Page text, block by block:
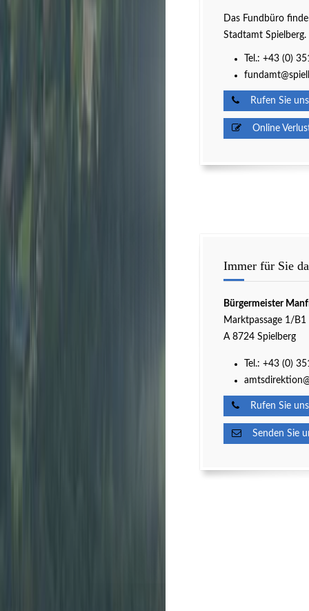
Das Fundbüro
Stadtamt Spielberg.
Tel.: +43 (0)
Rufen Sie
Online
Immer für Sie
Bürgermeister
Marktpassage 1/B1
A 8724 Spielberg
Tel.: +43 (0)
Rufen Sie
Senden Sie